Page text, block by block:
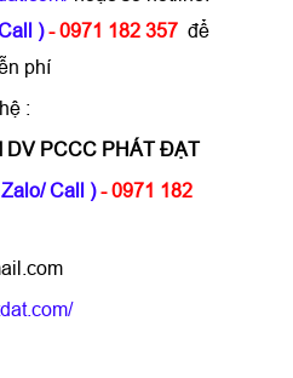
)- 0971 182 357 để
phí
:
DV PCCC PHÁT ĐẠT
Zalo/ Call )- 0971 182